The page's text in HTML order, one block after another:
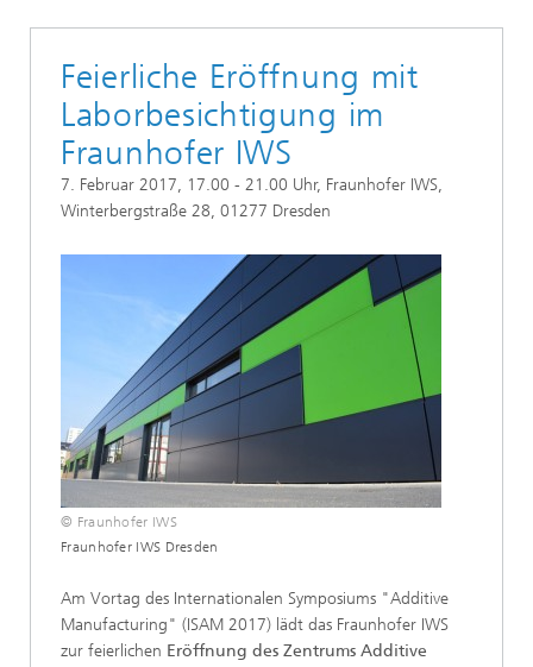
Feierliche Eröffnung mit
Laborbesichtigung im
Fraunhofer IWS
7. Februar 2017, 17.00 - 21.00 Uhr, Fraunhofer IWS,
Winterbergstraße 28, 01277 Dresden
© Fraunhofer IWS
Fraunhofer IWS Dresden
Am Vortag des Internationalen Symposiums "Additive
Manufacturing" (ISAM 2017) lädt das Fraunhofer IWS
zur feierlichen Eröffnung des Zentrums Additive